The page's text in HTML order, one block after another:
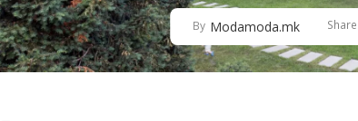
By Modamoda.mk Share
Алшар –
30